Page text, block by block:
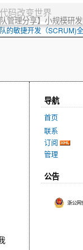
的敏捷开发（SCRUM)
队管理分享】小规模研
导航
首页
联系
订阅
管理
公告
浙公